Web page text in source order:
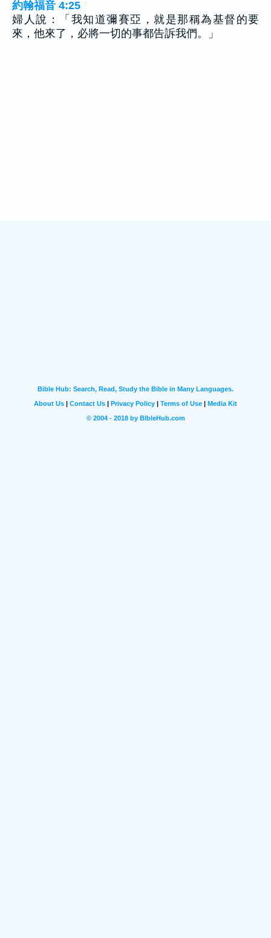
約翰福音 4:25
婦人說：「我知道彌賽亞，就是那稱為基督的要
來，他來了，必將一切的事都告訴我們。」